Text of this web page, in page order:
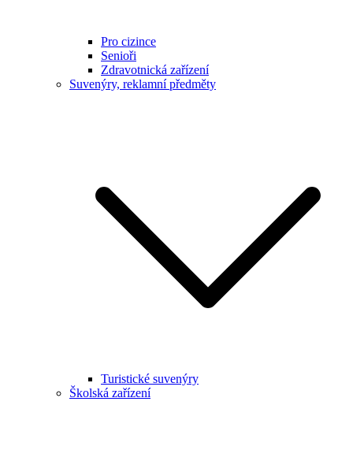
Pro cizince
Senioři
Zdravotnická zařízení
Suvenýry, reklamní předměty
Turistické suvenýry
Školská zařízení